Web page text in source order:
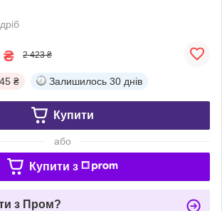
₴ 2 423 ₴
₴ Залишилось 30 днів
Купити
або
Купити з
з Пром?